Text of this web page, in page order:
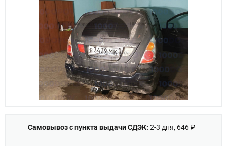
Самовывоз с пункта выдачи СДЭК: 2-3 дня, 646 ₽